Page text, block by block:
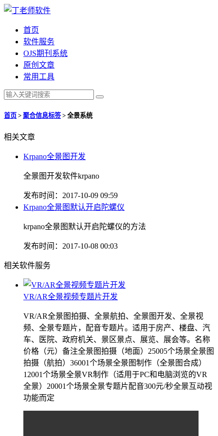
首页
软件服务
OJS期刊系统
原创文章
常用工具
首页 > 聚合信息标签> 全景系统
相关文章
Krpano全景图开发
全景图开发软件krpano
发布时间：2017-10-09 09:59
Krpano全景图默认开启陀螺仪
krpano全景图默认开启陀螺仪的方法
发布时间：2017-10-08 00:03
相关软件服务
VR/AR全景视频专题片开发
VR/AR全景图拍摄、全景航拍、全景图开发、全景视
频、全景专题片，配音专题片。适用于房产、楼盘、汽
车、医院、政府机关、景区景点、展览、展会等。名称
价格（元）备注全景图拍摄（地面）25005个场景全景图
拍摄（航拍）36001个场景全景图制作（全景图合成）
12001个场景全景VR制作（适用于PC和电脑浏览的VR
全景）20001个场景全景专题片配音300元/秒全景互动视
功能而定